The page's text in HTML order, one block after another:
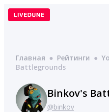
Перейти
Главная ● Рейтинги ●
Battlegrounds
Binkov's
@binkov